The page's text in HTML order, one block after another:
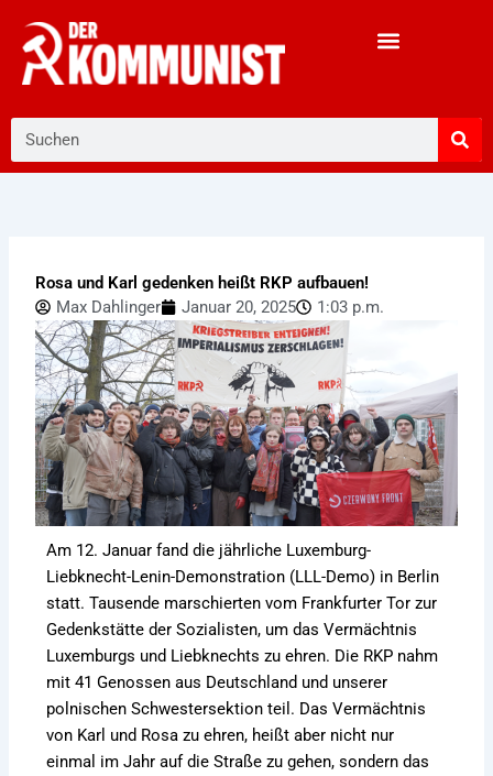
Inhalt
springen
Rosa und Karl gedenken heißt RKP aufbauen!
Max Dahlinger
Januar 20, 2025 1:03 p.m.
Am 12. Januar fand die jährliche Luxemburg-
Liebknecht-Lenin-Demonstration (LLL-Demo) in Berlin
statt. Tausende marschierten vom Frankfurter Tor zur
Gedenkstätte der Sozialisten, um das Vermächtnis
Luxemburgs und Liebknechts zu ehren. Die RKP nahm
mit 41 Genossen aus Deutschland und unserer
polnischen Schwestersektion teil. Das Vermächtnis
von Karl und Rosa zu ehren, heißt aber nicht nur
einmal im Jahr auf die Straße zu gehen, sondern das